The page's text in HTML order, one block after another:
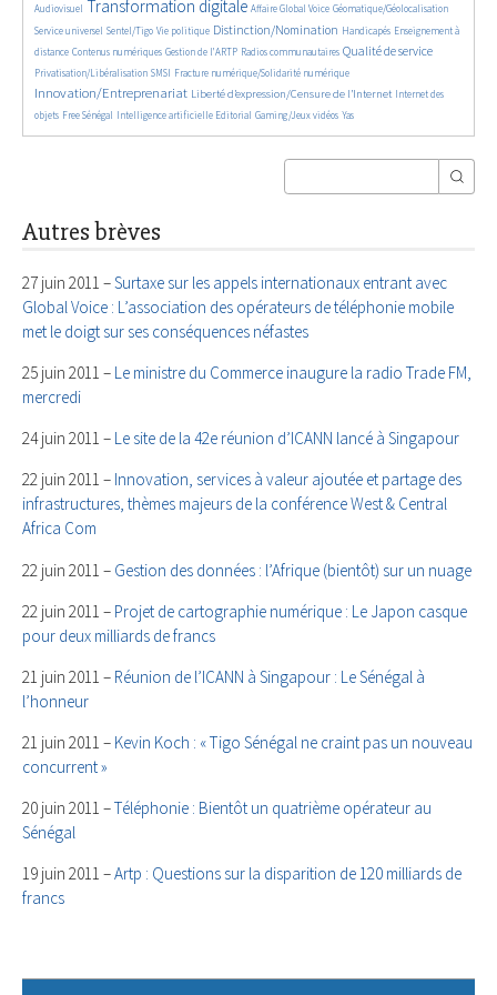
Audiovisuel
3872/5650Transformation digitale
386/5650 Affaire Global Voice
160/5650 Géomatique/Géolocalisation
326/5650
Service universel
672/5650 Sentel/Tigo
181/5650 Vie politique
2013/5650 Distinction/Nomination
34/5650 Handicapés
702/5650
Enseignement à
distance
852/5650Contenus numériques
612/5650 Gestion de l’ARTP
184/5650 Radios communautaires
2211/5650 Qualité de service
565/5650
Privatisation/Libéralisation
133/5650 SMSI
481/5650 Fracture numérique/Solidarité numérique
2779/5650
Innovation/Entreprenariat
1369/5650 Liberté d’expression/Censure de l’Internet
48/5650
Internet des
objets
170/5650Free Sénégal
888/5650 Intelligence artificielle
198/5650 Editorial
60/5650 Gaming/Jeux vidéos
25/5650 Yas
Autres brèves
27 juin 2011 –Surtaxe sur les appels internationaux entrant avec
Global Voice : L’association des opérateurs de téléphonie mobile
met le doigt sur ses conséquences néfastes
25 juin 2011 – Le ministre du Commerce inaugure la radio Trade FM,
mercredi
24 juin 2011 – Le site de la 42e réunion d’ICANN lancé à Singapour
22 juin 2011 – Innovation, services à valeur ajoutée et partage des
infrastructures, thèmes majeurs de la conférence West & Central
Africa Com
22 juin 2011 – Gestion des données : l’Afrique (bientôt) sur un nuage
22 juin 2011 – Projet de cartographie numérique : Le Japon casque
pour deux milliards de francs
21 juin 2011 – Réunion de l’ICANN à Singapour : Le Sénégal à
l’honneur
21 juin 2011 – Kevin Koch : « Tigo Sénégal ne craint pas un nouveau
concurrent »
20 juin 2011 –Téléphonie : Bientôt un quatrième opérateur au
Sénégal
19 juin 2011 –Artp : Questions sur la disparition de 120 milliards de
francs